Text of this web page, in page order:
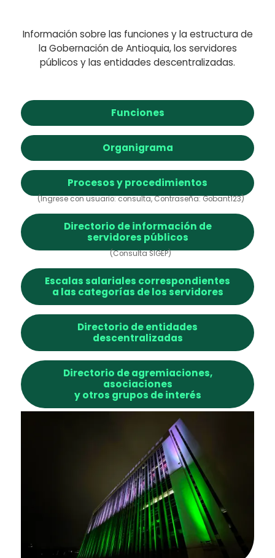
Información sobre las funciones y la estructura de
la Gobernación de Antioquia, los servidores
públicos y las entidades descentralizadas.
Funciones
Organigrama
Procesos y procedimientos
(Ingrese con usuario: consulta, Contraseña: Gobant123)
Directorio de información de
servidores públicos
(Consulta SIGEP)
Escalas salariales correspondientes
a las categorías de los servidores
Directorio de entidades
descentralizadas
Directorio de agremiaciones,
asociaciones
y otros grupos de interés